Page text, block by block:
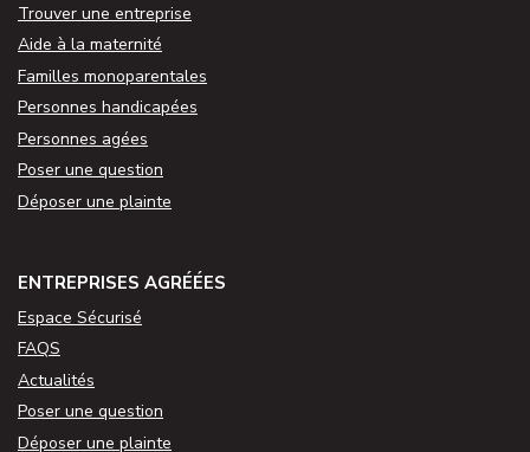
Trouver une entreprise
Aide à la maternité
Familles monoparentales
Personnes handicapées
Personnes agées
Poser une question
Déposer une plainte
ENTREPRISES AGRÉÉES
Espace Sécurisé
FAQS
Actualités
Poser une question
Déposer une plainte